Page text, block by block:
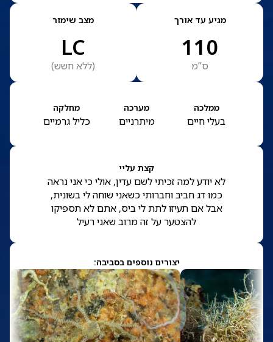
מגיע עד אורך
110
ס”מ
מצב שימור
LC
(ללא חשש)
ממלכה
בעלי חיים
מערכה
מיתרניים
מחלקה
כליל גרמיים
קצת עליי
לא יודע למה זכיתי לשם עדין, אולי כי אני נראה
כמו דג חביב וחברותי כשאני שוחה לי בשונית,
אבל אם תעיזו לתת לי ביס, אתם לא תספיקו
להצטער על זה מרוב שאני רעיל
יצורים נוספים בסביבה: